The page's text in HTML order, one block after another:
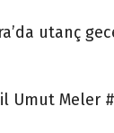
utanç
Umut Meler